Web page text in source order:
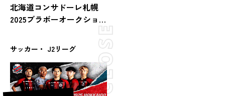
北海道コンサドーレ札幌
2025ブラボーオークショ
ン（第8節 vs徳島ヴォルテ
ィス）
サッカー・ J2リーグ